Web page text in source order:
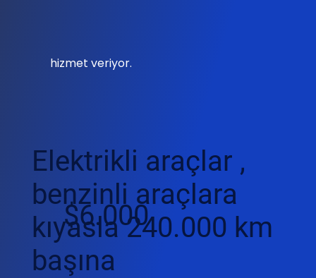
hizmet veriyor.
Elektrikli araçlar ,
benzinli araçlara
kıyasla240.000 km
başına
$6.000